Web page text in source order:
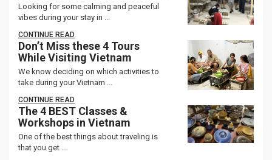
Looking for some calming and peaceful
vibes during your stay in ...
CONTINUE READ
Don’t Miss these 4 Tours
While Visiting Vietnam
We know deciding on which activities to
take during your Vietnam ...
CONTINUE READ
The 4 BEST Classes &
Workshops in Vietnam
One of the best things about traveling is
that you get ...